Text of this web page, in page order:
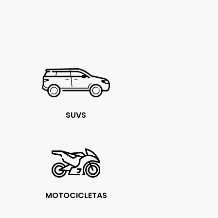
SUVS
MOTOCICLETAS